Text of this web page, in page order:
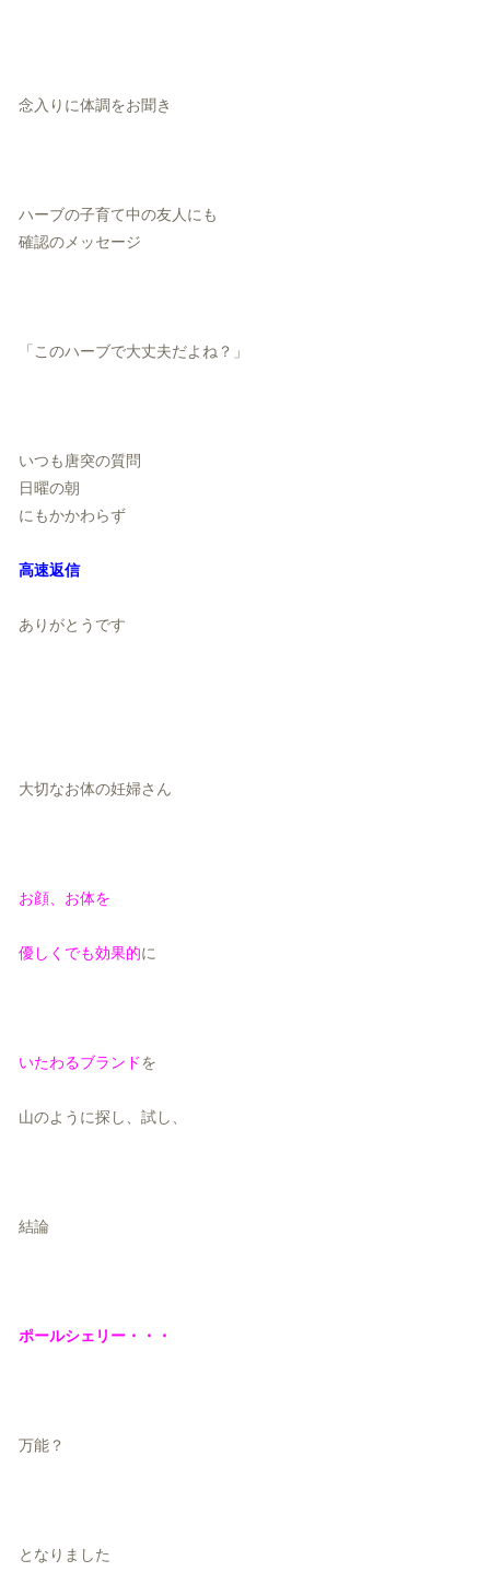
念入りに体調をお聞き
ハーブの子育て中の友人にも
確認のメッセージ
「このハーブで大丈夫だよね？」
いつも唐突の質問
日曜の朝
にもかかわらず
高速返信
ありがとうです
大切なお体の妊婦さん
お顔、お体を
優しくでも効果的に
いたわるブランド を
山のように探し、試し、
結論
ポールシェリー・・・
万能？
となりました